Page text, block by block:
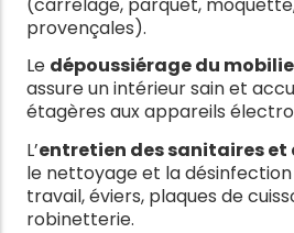
provençales).
Le dépoussiérage du
assure un intérieur sain et
étagères aux appareils
L’entretien des sanitaires et
le nettoyage et la
travail, éviers, plaques de
robinetterie.